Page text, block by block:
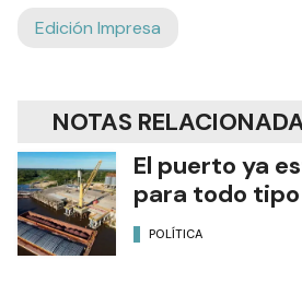
Edición Impresa
NOTAS
El puerto ya
para todo
POLÍTICA